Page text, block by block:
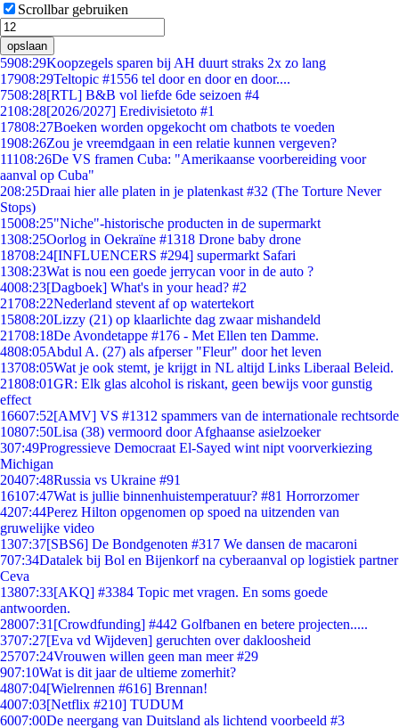
Scrollbar gebruiken
opslaan
5908:29Koopzegels sparen bij AH duurt straks 2x zo lang
17908:29Teltopic #1556 tel door en door en door....
7508:28[RTL] B&B vol liefde 6de seizoen #4
2108:28[2026/2027] Eredivisietoto #1
17808:27Boeken worden opgekocht om chatbots te voeden
1908:26Zou je vreemdgaan in een relatie kunnen vergeven?
11108:26De VS framen Cuba: "Amerikaanse voorbereiding voor
aanval op Cuba"
208:25Draai hier alle platen in je platenkast #32 (The Torture Never
Stops)
15008:25"Niche"-historische producten in de supermarkt
1308:25Oorlog in Oekraïne #1318 Drone baby drone
18708:24[INFLUENCERS #294] supermarkt Safari
1308:23Wat is nou een goede jerrycan voor in de auto ?
4008:23[Dagboek] What's in your head? #2
21708:22Nederland stevent af op watertekort
15808:20Lizzy (21) op klaarlichte dag zwaar mishandeld
21708:18De Avondetappe #176 - Met Ellen ten Damme.
4808:05Abdul A. (27) als afperser "Fleur" door het leven
13708:05Wat je ook stemt, je krijgt in NL altijd Links Liberaal Beleid.
21808:01GR: Elk glas alcohol is riskant, geen bewijs voor gunstig
effect
16607:52[AMV] VS #1312 spammers van de internationale rechtsorde
10807:50Lisa (38) vermoord door Afghaanse asielzoeker
307:49Progressieve Democraat El-Sayed wint nipt voorverkiezing
Michigan
20407:48Russia vs Ukraine #91
16107:47Wat is jullie binnenhuistemperatuur? #81 Horrorzomer
4207:44Perez Hilton opgenomen op spoed na uitzenden van
gruwelijke video
1307:37[SBS6] De Bondgenoten #317 We dansen de macaroni
707:34Datalek bij Bol en Bijenkorf na cyberaanval op logistiek partner
Ceva
13807:33[AKQ] #3384 Topic met vragen. En soms goede
antwoorden.
28007:31 [Crowdfunding] #442 Golfbanen en betere projecten.....
3707:27[Eva vd Wijdeven] geruchten over dakloosheid
25707:24Vrouwen willen geen man meer #29
907:10Wat is dit jaar de ultieme zomerhit?
4807:04[Wielrennen #616] Brennan!
4007:03[Netflix #210] TUDUM
6007:00De neergang van Duitsland als lichtend voorbeeld #3